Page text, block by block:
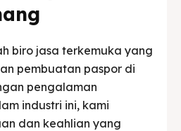
biro jasa terkemuka yang
pembuatan paspor di
pengalaman
industri ini, kami
dan keahlian yang